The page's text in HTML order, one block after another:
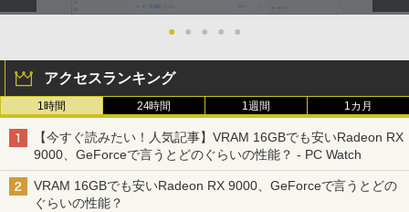
2
【期間限定★新品無線マウス付】中古ノ
ートパソコン Windows11 Office2019搭
Core i3 Core i5 メモリ4GB/16GB SSD1
28GB～1TB Webカメラ DVD 無線LAN
店長おまかせPC 初期設定済 送料無料
【中古】
￥9,999
2
HP ProDesk 400 G6 DM 【Core i5 1050
0T/メモリ16GB(DDR4)/SSD256GB(M.2
料】※沖縄・離島を除く
￥32,980
【正規永久版Office付き】ミニpc 【Intel
N5095 LPDDR4X 16GB 256GB SSD】m
ini pc Windows11 Pro 超軽量 4コア/4ス
2
中古モニター | 液晶ディスプレイ | PHILI
PS | 243V5QHABA/11 | 23.6インチワイ
ト | スピーカー内蔵 | 3系統入力(VGA・D
VI-D・HDMI) | VGAケーブル・電源ケー
ブル付属【30日保証】
￥5,980
3
【ポイント最大28倍】 lenovo モニター
￥21,560
オレンジページ 2026 10/17号増刊＜グレ
ー＞ [雑誌]
￥1,689
● ● ● ● ●
アクセスランキング
1時間 24時間 1週間 1カ月
【今すぐ読みたい！人気記事】VRAM 16GBでも安いRadeon RX
9000、GeForceで言うとどのぐらいの性能？ - PC Watch
VRAM 16GBでも安いRadeon RX 9000、GeForceで言うとどの
ぐらいの性能？